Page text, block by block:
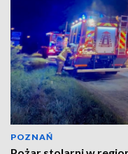
POZNAŃ